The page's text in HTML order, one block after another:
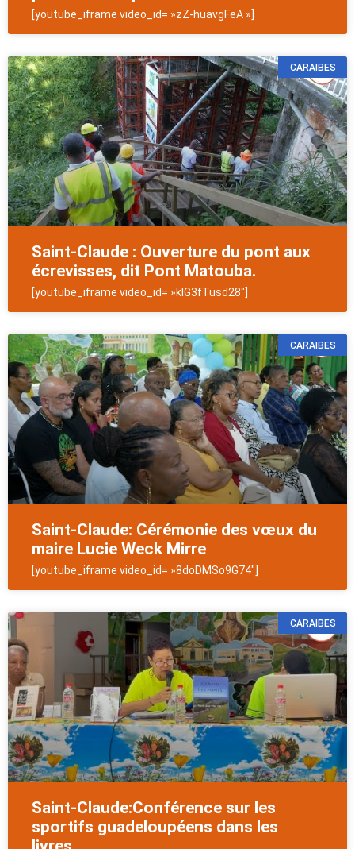
[youtube_iframe video_id= »zZ-huavgFeA »]
CARAIBES
Saint-Claude : Ouverture du pont aux
écrevisses, dit Pont Matouba.
[youtube_iframe video_id= »kIG3fTusd28″]
CARAIBES
Saint-Claude: Cérémonie des vœux du
maire Lucie Weck Mirre
[youtube_iframe video_id= »8doDMSo9G74″]
CARAIBES
Saint-Claude:Conférence sur les
sportifs guadeloupéens dans les